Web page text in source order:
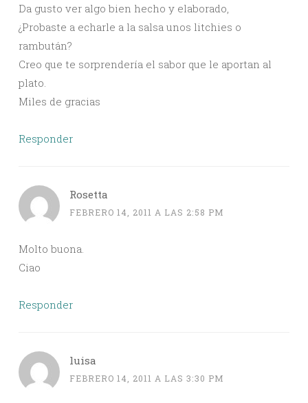
Da gusto ver algo bien hecho y elaborado,
¿Probaste a echarle a la salsa unos litchies o
rambután?
Creo que te sorprendería el sabor que le aportan al
plato.
Miles de gracias
Responder
Rosetta
FEBRERO 14, 2011 A LAS 2:58 PM
Molto buona.
Ciao
Responder
luisa
FEBRERO 14, 2011 A LAS 3:30 PM